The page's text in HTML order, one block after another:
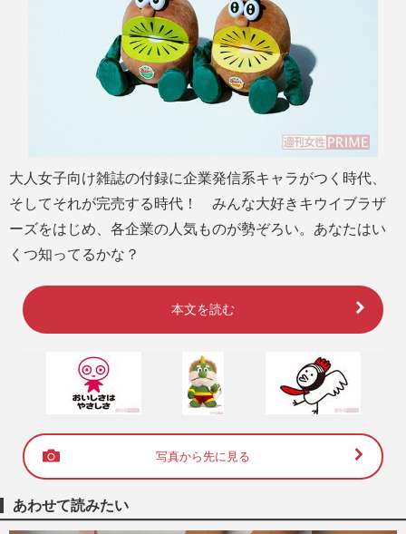
大人女子向け雑誌の付録に企業発信系キャラがつく時代、
そしてそれが完売する時代！ みんな大好きキウイブラザ
ーズをはじめ、各企業の人気ものが勢ぞろい。あなたはい
くつ知ってるかな？
本文を読む
写真から先に見る
あわせて読みたい